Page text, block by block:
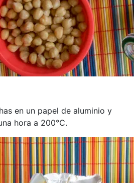
en un papel de aluminio y
hora a 200°C.